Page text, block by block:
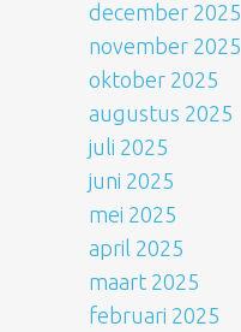
december 2025
november 2025
oktober 2025
augustus 2025
juli 2025
juni 2025
mei 2025
april 2025
maart 2025
februari 2025